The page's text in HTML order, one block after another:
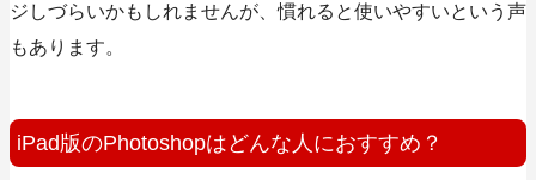
ジしづらいかもしれませんが、慣れると使いやすいという声
もあります。
iPad版のPhotoshopはどんな人におすすめ？